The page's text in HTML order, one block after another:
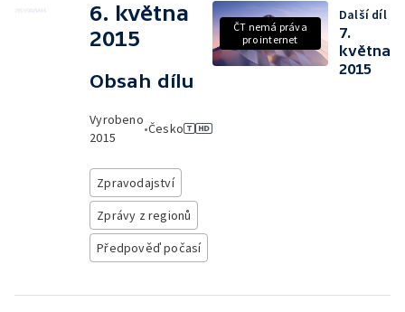
6. května
2015
Obsah dílu
Vyrobeno
2015
•Česko
Zpravodajství
Zprávy z regionů
Předpověď počasí
ČT nemá práva
pro internet
Další díl
7.
května
2015